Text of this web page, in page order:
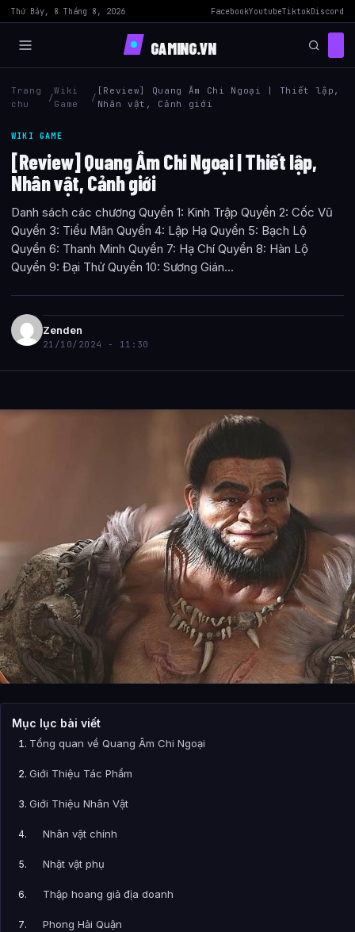
Thứ Bảy, 8 Tháng 8, 2026 FacebookYoutubeTiktokDiscord
GAMING.VN
Trang
chu
/
Wiki
Game
/
[Review] Quang Âm Chi Ngoại | Thiết lập,
Nhân vật, Cảnh giới
WIKI GAME
[Review] Quang Âm Chi Ngoại | Thiết lập,
Nhân vật, Cảnh giới
Danh sách các chương Quyển 1: Kinh Trập Quyển 2: Cốc Vũ
Quyển 3: Tiểu Mãn Quyển 4: Lập Hạ Quyển 5: Bạch Lộ
Quyển 6: Thanh Minh Quyển 7: Hạ Chí Quyển 8: Hàn Lộ
Quyển 9: Đại Thử Quyển 10: Sương Gián...
Zenden
21/10/2024 - 11:30
Mục lục bài viết
Tổng quan về Quang Âm Chi Ngoại
Giới Thiệu Tác Phẩm
Giới Thiệu Nhân Vật
Nhân vật chính
Nhật vật phụ
Thập hoang giả địa doanh
Phong Hải Quận